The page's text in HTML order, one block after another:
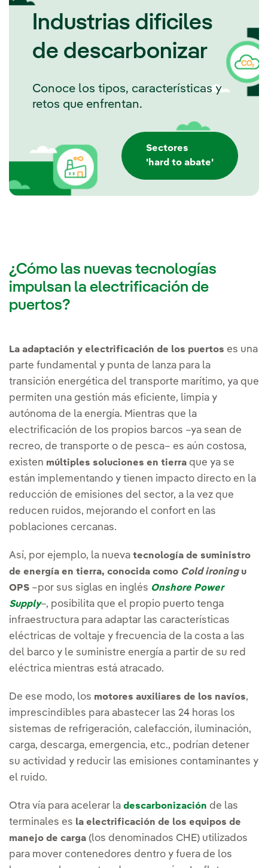
Industrias dificiles
de descarbonizar
Conoce los tipos, características y
retos que enfrentan.
Sectores
'hard to abate'
¿Cómo las nuevas tecnologías
impulsan la electrificación de
puertos?
La adaptación y electrificación de los puertos es una
parte fundamental y punta de lanza para la
transición energética del transporte marítimo, ya que
permiten una gestión más eficiente, limpia y
autónoma de la energía. Mientras que la
electrificación de los propios barcos –ya sean de
recreo, de transporte o de pesca– es aún costosa,
existen múltiples soluciones en tierra que ya se
están implementando y tienen impacto directo en la
reducción de emisiones del sector, a la vez que
reducen ruidos, mejorando el confort en las
poblaciones cercanas.
Así, por ejemplo, la nueva tecnología de suministro
de energía en tierra, conocida como Cold ironingu
OPS –por sus siglas en inglés Onshore Power
Supply–, posibilita que el propio puerto tenga
infraestructura para adaptar las características
eléctricas de voltaje y frecuencia de la costa a las
del barco y le suministre energía a partir de su red
eléctrica mientras está atracado.
De ese modo, los motores auxiliares de los navíos,
imprescindibles para abastecer las 24 horas los
sistemas de refrigeración, calefacción, iluminación,
carga, descarga, emergencia, etc., podrían detener
su actividad y reducir las emisiones contaminantes y
el ruido.
Otra vía para acelerar la descarbonización de las
terminales es la electrificación de los equipos de
manejo de carga (los denominados CHE) utilizados
para mover contenedores dentro y fuera de los